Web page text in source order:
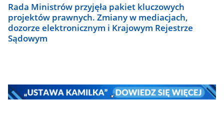
Rada Ministrów przyjęła pakiet kluczowych
projektów prawnych. Zmiany w mediacjach,
dozorze elektronicznym i Krajowym Rejestrze
Sądowym